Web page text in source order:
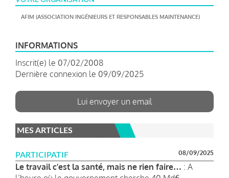
AFIM (ASSOCIATION INGÉNIEURS ET RESPONSABLES MAINTENANCE)
INFORMATIONS
Inscrit(e) le 07/02/2008
Dernière connexion le 09/09/2025
Lui envoyer un email
MES ARTICLES
PARTICIPATIF 08/09/2025
Le travail c’est la santé, mais ne rien faire… : A